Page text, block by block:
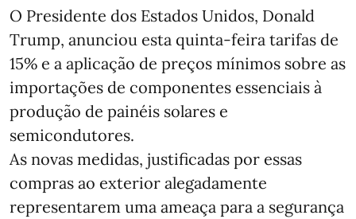
O Presidente dos Estados Unidos, Donald
Trump, anunciou esta quinta-feira tarifas de
15% e a aplicação de preços mínimos sobre as
importações de componentes essenciais à
produção de painéis solares e
semicondutores.
As novas medidas, justificadas por essas
compras ao exterior alegadamente
representarem uma ameaça para a segurança